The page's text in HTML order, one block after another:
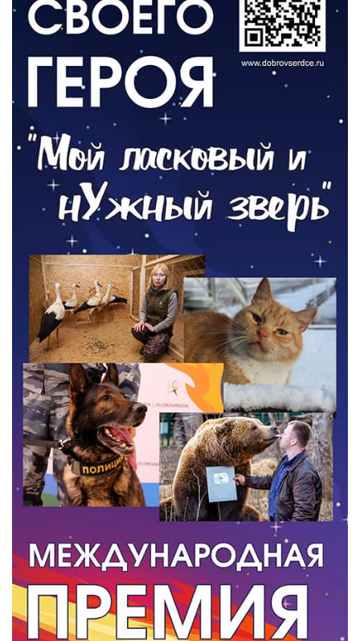
06.08.2026
Новый настил на экотропе
05.08.2026